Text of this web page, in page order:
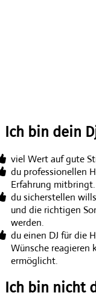
Ich bin dein
viel Wert auf gute
du professionellen
Erfahrung mitbringt.
du sicherstellen
und die richtigen
werden.
du einen DJ für die
Wünsche reagieren
ermöglicht.
Ich bin nicht